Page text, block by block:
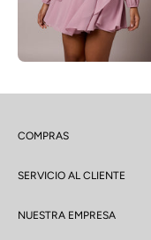
COMPRAS
SERVICIO AL CLIENTE
NUESTRA EMPRESA